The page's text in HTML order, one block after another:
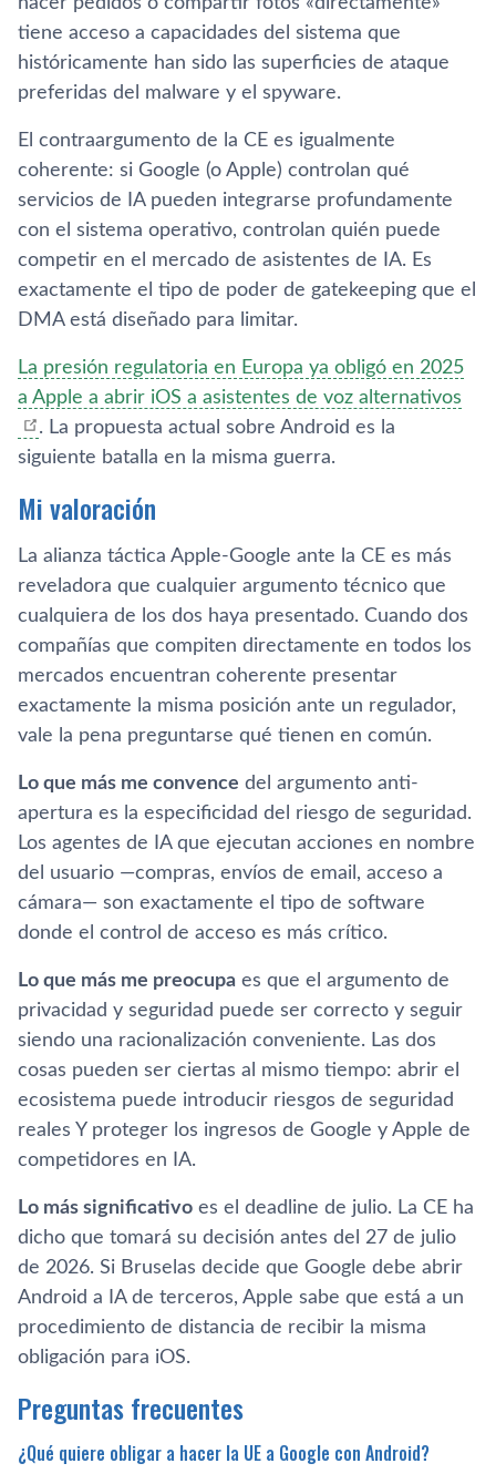
tiene acceso a capacidades del sistema que
históricamente han sido las superficies de ataque
preferidas del malware y el spyware.
El contraargumento de la CE es igualmente
coherente: si Google (o Apple) controlan qué
servicios de IA pueden integrarse profundamente
con el sistema operativo, controlan quién puede
competir en el mercado de asistentes de IA. Es
exactamente el tipo de poder de gatekeeping que el
DMA está diseñado para limitar.
La presión regulatoria en Europa ya obligó en 2025
a Apple a abrir iOS a asistentes de voz alternativos
. La propuesta actual sobre Android es la
siguiente batalla en la misma guerra.
Mi valoración
La alianza táctica Apple-Google ante la CE es más
reveladora que cualquier argumento técnico que
cualquiera de los dos haya presentado. Cuando dos
compañías que compiten directamente en todos los
mercados encuentran coherente presentar
exactamente la misma posición ante un regulador,
vale la pena preguntarse qué tienen en común.
Lo que más me convence del argumento anti-
apertura es la especificidad del riesgo de seguridad.
Los agentes de IA que ejecutan acciones en nombre
del usuario —compras, envíos de email, acceso a
cámara— son exactamente el tipo de software
donde el control de acceso es más crítico.
Lo que más me preocupa es que el argumento de
privacidad y seguridad puede ser correcto y seguir
siendo una racionalización conveniente. Las dos
cosas pueden ser ciertas al mismo tiempo: abrir el
ecosistema puede introducir riesgos de seguridad
reales Y proteger los ingresos de Google y Apple de
competidores en IA.
Lo más significativo es el deadline de julio. La CE ha
dicho que tomará su decisión antes del 27 de julio
de 2026. Si Bruselas decide que Google debe abrir
Android a IA de terceros, Apple sabe que está a un
procedimiento de distancia de recibir la misma
obligación para iOS.
Preguntas frecuentes
¿Qué quiere obligar a hacer la UE a Google con Android?